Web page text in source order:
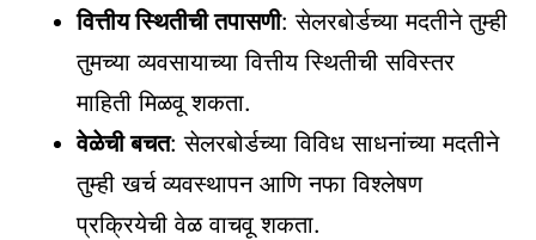
वित्तीय स्थितीची तपासणी: सेलरबोर्डच्या मदतीने तुम्ही
तुमच्या व्यवसायाच्या वित्तीय स्थितीची सविस्तर
माहिती मिळवू शकता.
वेळेची बचत: सेलरबोर्डच्या विविध साधनांच्या मदतीने
तुम्ही खर्च व्यवस्थापन आणि नफा विश्लेषण
प्रक्रियेची वेळ वाचवू शकता.